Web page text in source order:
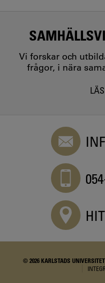
Vi forskar och
frågor, i nära
© 2026 KARLSTADS UNIVERSITET